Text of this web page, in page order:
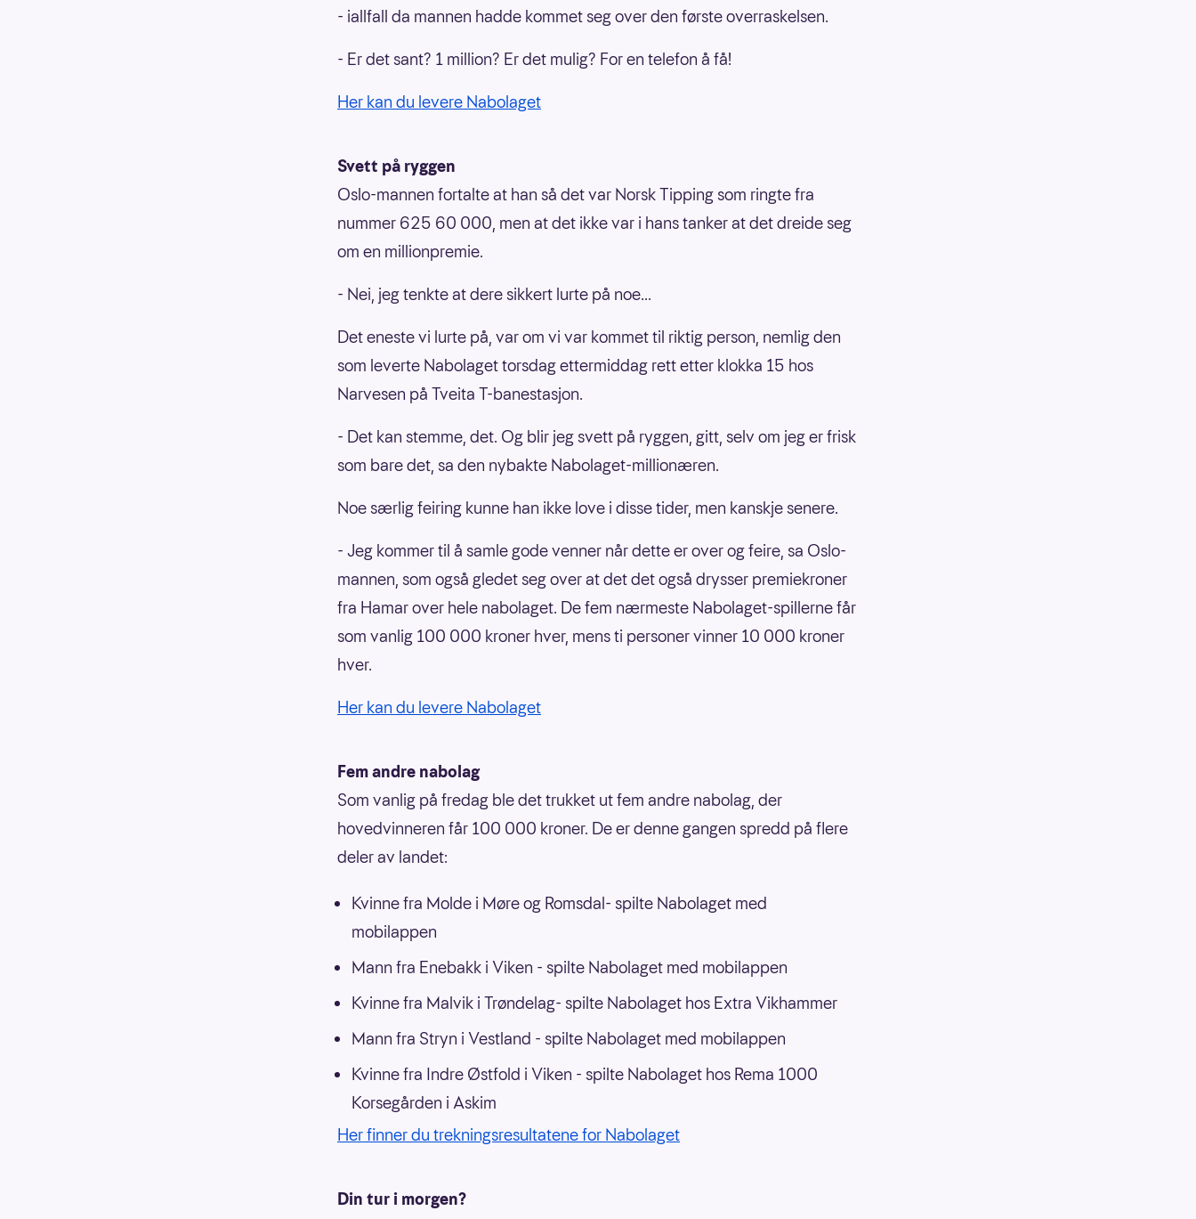
- iallfall da mannen hadde kommet seg over den første overraskelsen.
- Er det sant? 1 million? Er det mulig? For en telefon å få!
Her kan du levere Nabolaget
Svett på ryggen
Oslo-mannen fortalte at han så det var Norsk Tipping som ringte fra
nummer 625 60 000, men at det ikke var i hans tanker at det dreide seg
om en millionpremie.
- Nei, jeg tenkte at dere sikkert lurte på noe...
Det eneste vi lurte på, var om vi var kommet til riktig person, nemlig den
som leverte Nabolaget torsdag ettermiddag rett etter klokka 15 hos
Narvesen på Tveita T-banestasjon.
- Det kan stemme, det. Og blir jeg svett på ryggen, gitt, selv om jeg er frisk
som bare det, sa den nybakte Nabolaget-millionæren.
Noe særlig feiring kunne han ikke love i disse tider, men kanskje senere.
- Jeg kommer til å samle gode venner når dette er over og feire, sa Oslo-
mannen, som også gledet seg over at det det også drysser premiekroner
fra Hamar over hele nabolaget. De fem nærmeste Nabolaget-spillerne får
som vanlig 100 000 kroner hver, mens ti personer vinner 10 000 kroner
hver.
Her kan du levere Nabolaget
Fem andre nabolag
Som vanlig på fredag ble det trukket ut fem andre nabolag, der
hovedvinneren får 100 000 kroner. De er denne gangen spredd på flere
deler av landet:
Kvinne fra Molde i Møre og Romsdal- spilte Nabolaget med
mobilappen
Mann fra Enebakk i Viken - spilte Nabolaget med mobilappen
Kvinne fra Malvik i Trøndelag- spilte Nabolaget hos Extra Vikhammer
Mann fra Stryn i Vestland - spilte Nabolaget med mobilappen
Kvinne fra Indre Østfold i Viken - spilte Nabolaget hos Rema 1000
Korsegården i Askim
Her finner du trekningsresultatene for Nabolaget
Din tur i morgen?